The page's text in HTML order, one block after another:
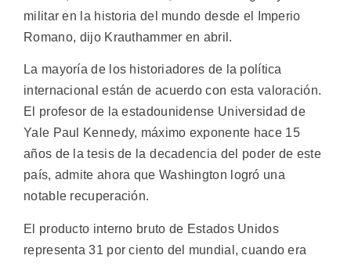
militar en la historia del mundo desde el Imperio
Romano, dijo Krauthammer en abril.
La mayoría de los historiadores de la política
internacional están de acuerdo con esta valoración.
El profesor de la estadounidense Universidad de
Yale Paul Kennedy, máximo exponente hace 15
años de la tesis de la decadencia del poder de este
país, admite ahora que Washington logró una
notable recuperación.
El producto interno bruto de Estados Unidos
representa 31 por ciento del mundial, cuando era